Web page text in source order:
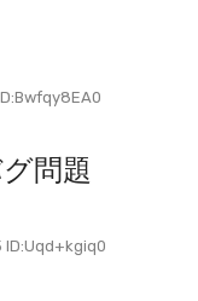
問題
ID:Uqd+kgiq0